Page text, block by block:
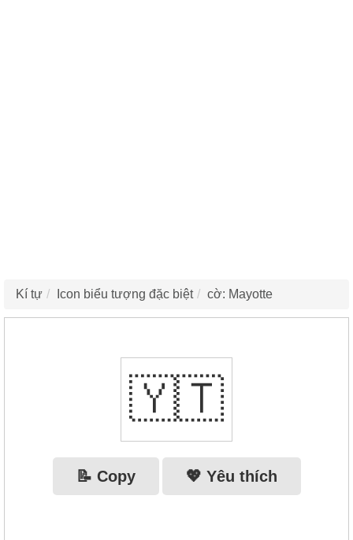
Kí tự Icon biểu tượng đặc biệt cờ: Mayotte
🇾🇹
📝 Copy 💖 Yêu thích